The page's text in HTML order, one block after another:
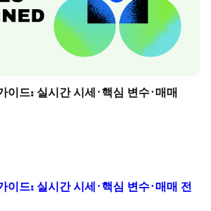
이드: 실시간 시세·핵심 변수·매매
이드: 실시간 시세·핵심 변수·매매 전